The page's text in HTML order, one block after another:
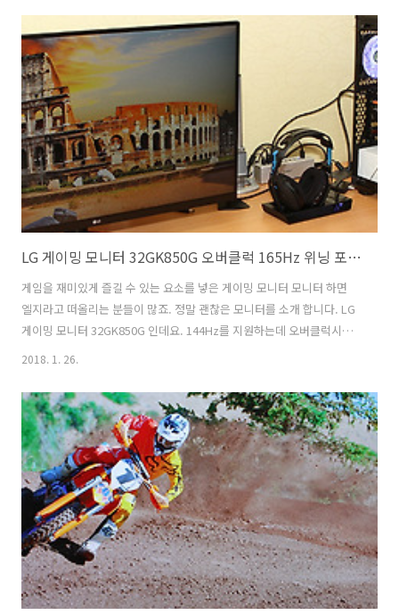
만 화면 전체사이즈가 34인치로 대화면이다 보니 화면의 위아래 사이즈
도 꽤 큰 편 입니다. 덕분에 화면을 볼 때 글자가 너무 작아보이거나 하는
불편함은 없었습니다. 게이밍에 최적화된 기능도 제공을 합니다. 좌우가
넓어서 21:9 비율을 지원하는 게임을 할 때 상당히 넓은 화면을 통해서
게임도 가능한 제품 이었는데요. LG 34WK500 WFHD..
LG 게이밍 모니터 32GK850G 오버클럭 165Hz 위닝 포스 라이팅
게임을 재미있게 즐길 수 있는 요소를 넣은 게이밍 모니터 모니터 하면
엘지라고 떠올리는 분들이 많죠. 정말 괜찮은 모니터를 소개 합니다. LG
게이밍 모니터 32GK850G 인데요. 144Hz를 지원하는데 오버클럭시
165Hz까지 사용가능한 모니터 입니다. LG 게이밍 모니터 32GK850G는
지 못하게 해줍니다. 특이한 기능으로 위닝 포스 라이팅도 넣어서 후면에
반사되는 조명효과를 이용해서 비교적 조금 어두운 곳에서는 좀 더 멋진
조명을 보면서 게임을 좀 더 즐겁게 즐길 수 있습니다. 기본적인 모니터
성능 자체도 훌륭했는데요. 32인치 화면에 QHD 해상도가 들어가서 꼭
게임을 하지 않더라도 좋은 모습을 보여줍니다. LG 게이밍 모니..
2018. 1. 26.